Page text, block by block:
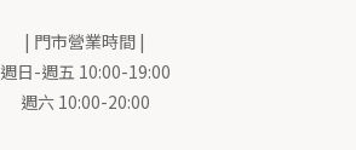
| 門市營業時間 |
週日-週五 10:00-19:00
週六 10:00-20:00